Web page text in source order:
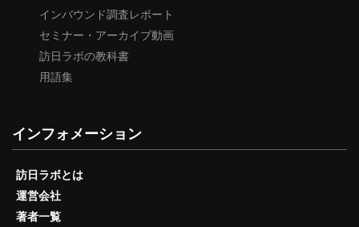
インバウンド調査レポート
セミナー・アーカイブ動画
訪日ラボの教科書
用語集
インフォメーション
訪日ラボとは
運営会社
著者一覧